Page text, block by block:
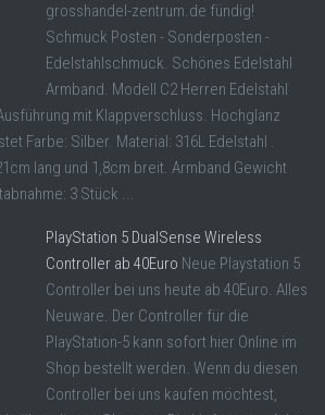
grosshandel-zentrum.de fündig!
Schmuck Posten - Sonderposten -
Edelstahlschmuck. Schönes Edelstahl
Armband. Modell C2 Herren Edelstahl
mit Klappverschluss. Hochglanz
Farbe: Silber. Material: 316L Edelstahl .
lang und 1,8cm breit. Armband Gewicht
3 Stück ...
PlayStation 5 DualSense Wireless
Controller ab 40Euro Neue Playstation 5
Controller bei uns heute ab 40Euro. Alles
Neuware. Der Controller für die
PlayStation-5 kann sofort hier Online im
Shop bestellt werden. Wenn du diesen
Controller bei uns kaufen möchtest,